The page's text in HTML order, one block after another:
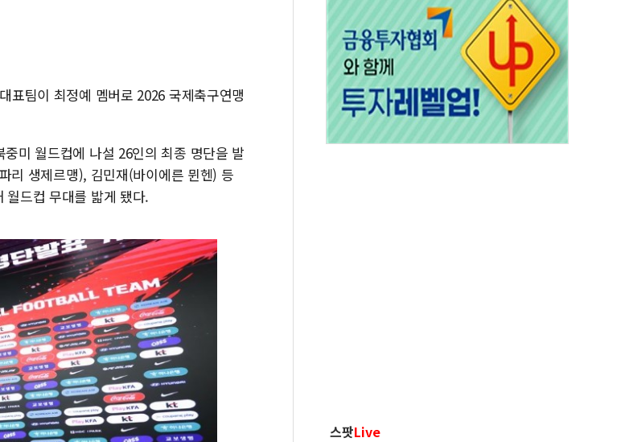
표팀이 최정예 멤버로 2026 국제축구연맹
미 월드컵에 나설 26인의 최종 명단을 발
리 생제르맹), 김민재(바이에른 뮌헨) 등
월드컵 무대를 밟게 됐다.
스팟Live